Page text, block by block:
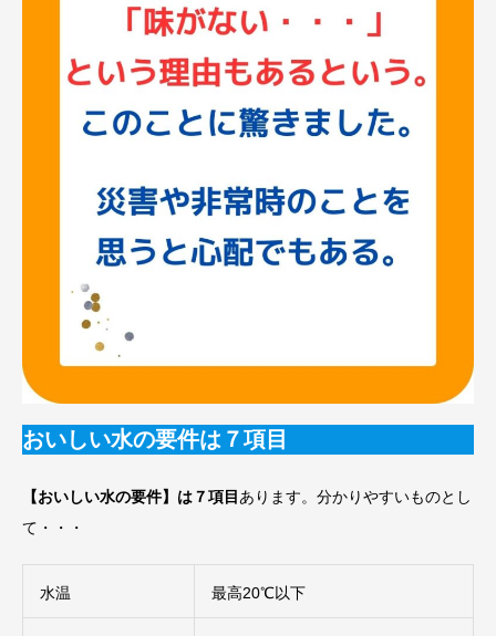
おいしい水の要件は７項目
【おいしい水の要件】は７項目あります。分かりやすいものとし
て・・・
水温 最高20℃以下